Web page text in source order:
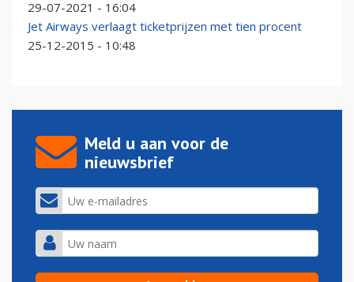
29-07-2021 - 16:04
Jet Airways verlaagt ticketprijzen met tien procent
25-12-2015 - 10:48
Meld u aan voor de
nieuwsbrief